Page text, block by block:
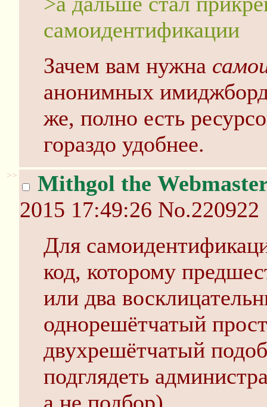
самоидентификации
Зачем вам нужна
анонимных
же, полно есть
гораздо удобнее.
>>
Mithgol the
2015 17:49:26 No.220922
Для
код, которому
или два
однорешётчатый
двухрешётчатый
подглядеть